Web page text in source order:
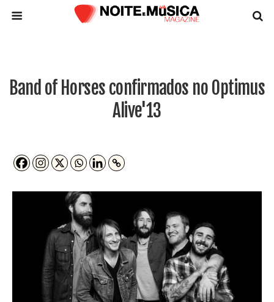
Band of Horses confirmados no Optimus
Alive'13